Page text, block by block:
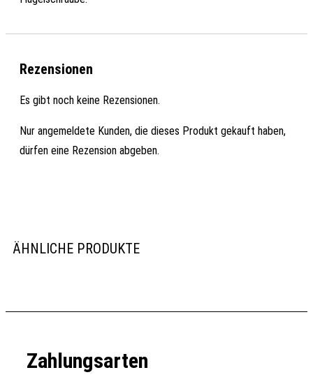
Rezensionen
Es gibt noch keine Rezensionen.
Nur angemeldete Kunden, die dieses Produkt gekauft haben,
dürfen eine Rezension abgeben.
ÄHNLICHE PRODUKTE
Zahlungsarten